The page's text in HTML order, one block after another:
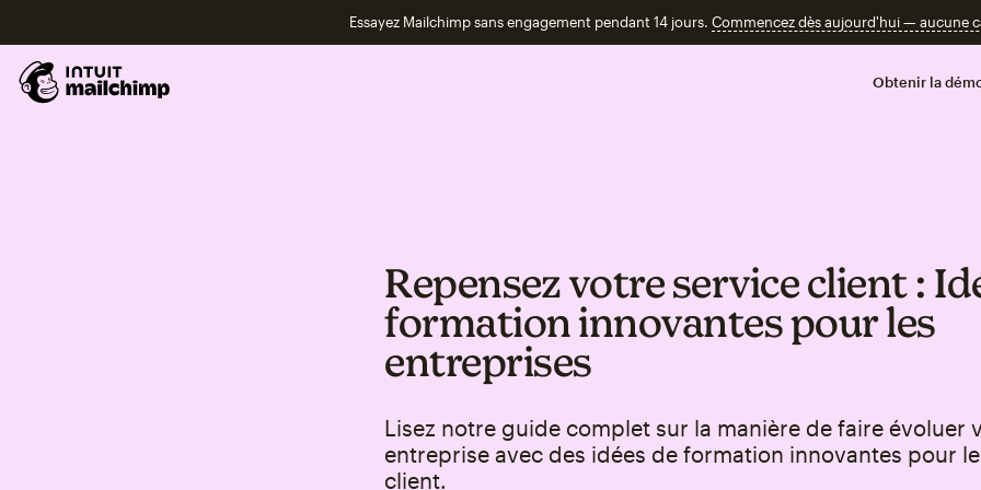
Essayez Mailchimp sans engagement pendant 14 jours. Commencez dès aujourd'hui — aucune
Obtenir la
Repensez votre service client :
formation innovantes pour les
entreprises
Lisez notre guide complet sur la manière de faire évoluer
entreprise avec des idées de formation innovantes pour
client.